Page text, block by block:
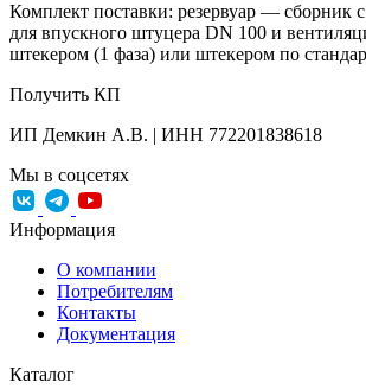
Комплект поставки: резервуар — сборник
для впускного штуцера DN 100 и
штекером (1 фаза) или штекером по
Получить КП
ИП Демкин А.В. | ИНН 772201838618
Мы в соцсетях
Информация
О компании
Потребителям
Контакты
Документация
Каталог